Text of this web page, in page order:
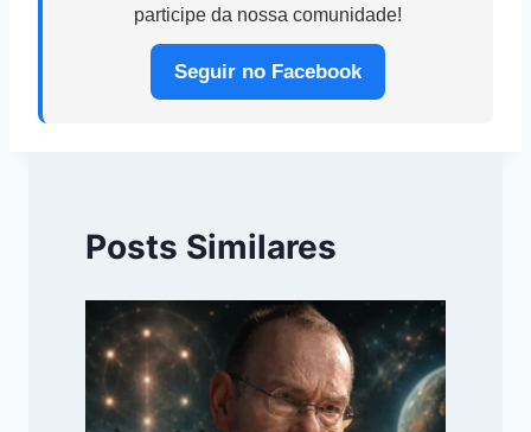
participe da nossa comunidade!
Seguir no Facebook
Posts Similares